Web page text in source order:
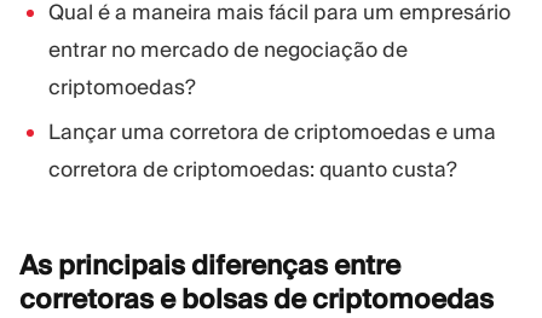
Qual é a maneira mais fácil para um empresário
entrar no mercado de negociação de
criptomoedas?
Lançar uma corretora de criptomoedas e uma
corretora de criptomoedas: quanto custa?
As principais diferenças entre
corretoras e bolsas decriptomoedas